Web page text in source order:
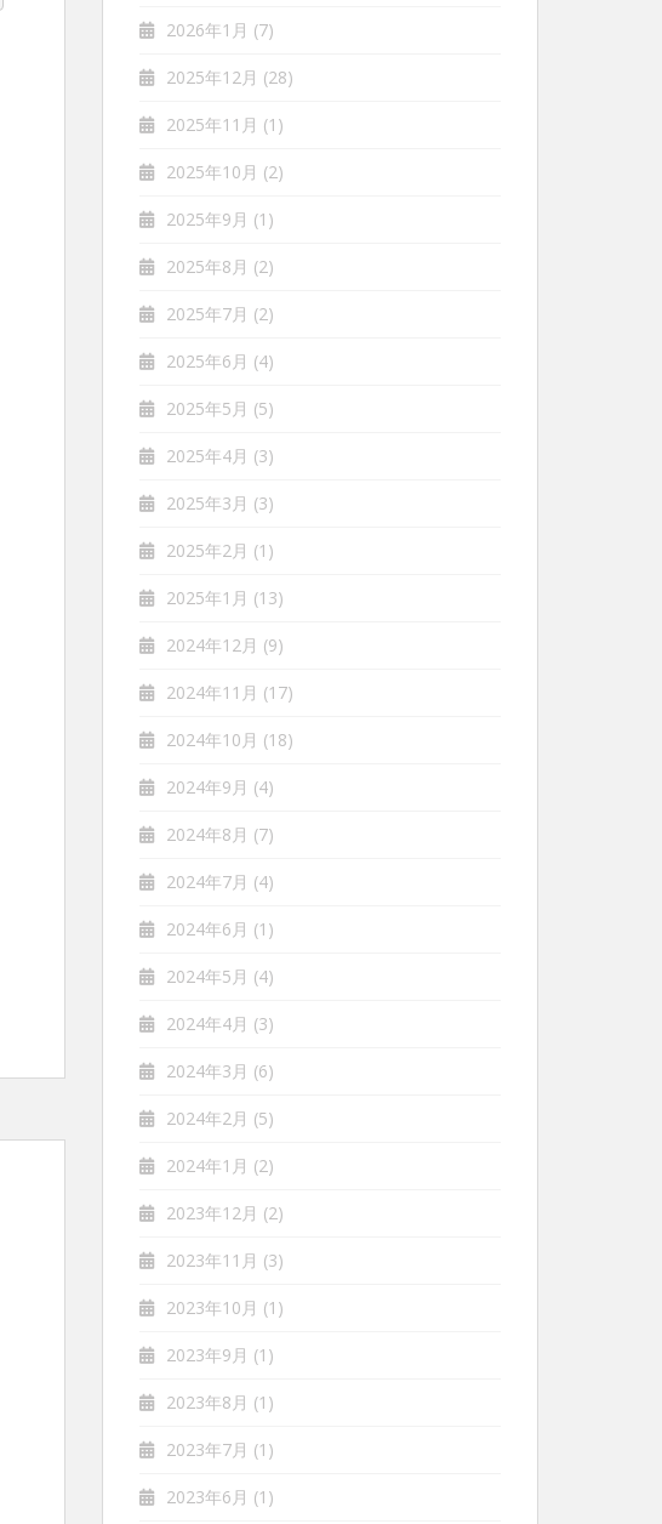
2026年1月 (7)
2025年12月 (28)
2025年11月 (1)
2025年10月 (2)
2025年9月 (1)
2025年8月 (2)
2025年7月 (2)
2025年6月 (4)
2025年5月 (5)
2025年4月 (3)
2025年3月 (3)
2025年2月 (1)
2025年1月 (13)
2024年12月 (9)
2024年11月 (17)
2024年10月 (18)
2024年9月 (4)
2024年8月 (7)
2024年7月 (4)
2024年6月 (1)
2024年5月 (4)
2024年4月 (3)
2024年3月 (6)
2024年2月 (5)
2024年1月 (2)
2023年12月 (2)
2023年11月 (3)
2023年10月 (1)
2023年9月 (1)
2023年8月 (1)
2023年7月 (1)
2023年6月 (1)